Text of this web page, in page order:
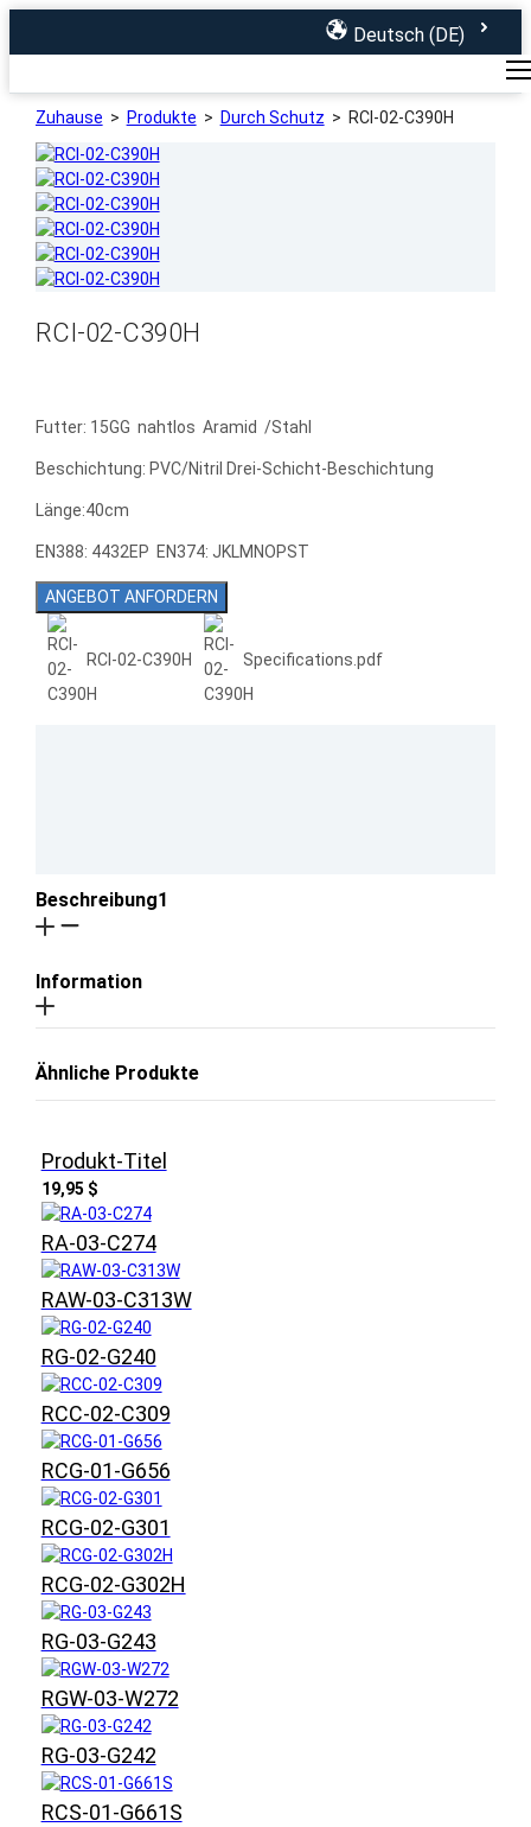
Deutsch (DE)
Startseite Produkte
Über
Zuhause > Produkte > Durch Schutz > RCI-02-C390H
RCI-02-C390H
Futter: 15GG nahtlos Aramid /Stahl
Beschichtung: PVC/Nitril Drei-Schicht-Beschichtung
Länge:40cm
EN388: 4432EP EN374: JKLMNOPST
ANGEBOT ANFORDERN
RCI-02-C390H Specifications.pdf
Beschreibung1
Information
Ähnliche Produkte
Produkt-Titel
19,95 $
RA-03-C274
RAW-03-C313W
RG-02-G240
RCC-02-C309
RCG-01-G656
RCG-02-G301
RCG-02-G302H
RG-03-G243
RGW-03-W272
RG-03-G242
RCS-01-G661S